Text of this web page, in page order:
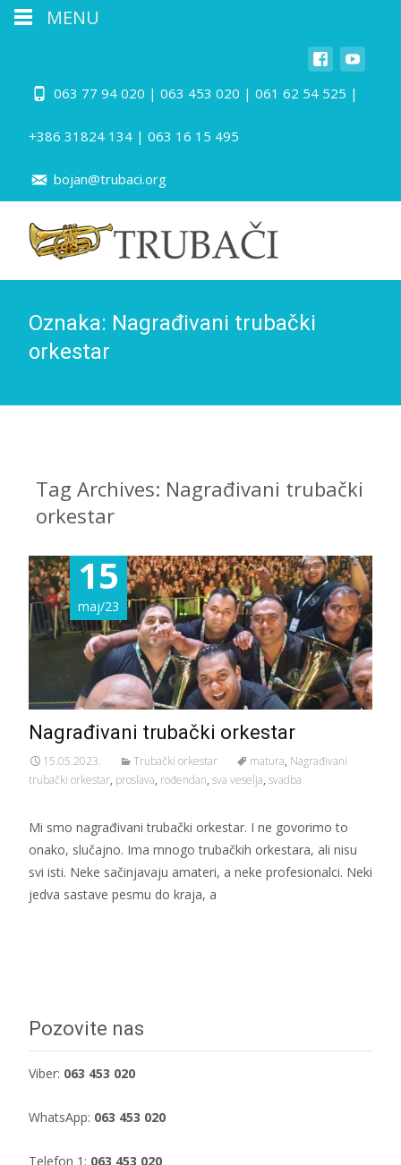
063 77 94 020 | 063 453 020 | 061 62 54 525 |
+386 31824 134 | 063 16 15 495
bojan@trubaci.org
Oznaka: Nagrađivani trubački
orkestar
Tag Archives: Nagrađivani trubački
orkestar
15
maj/23
Nagrađivani trubački orkestar
15.05.2023. Trubački orkestar matura, Nagrađivani
trubački orkestar, proslava, rođendan, sva veselja, svadba
Mi smo nagrađivani trubački orkestar. I ne govorimo to
onako, slučajno. Ima mnogo trubačkih orkestara, ali nisu
svi isti. Neke sačinjavaju amateri, a neke profesionalci. Neki
jedva sastave pesmu do kraja, a
Pozovite nas
Viber: 063 453 020
WhatsApp: 063 453 020
Telefon 1: 063 453 020
MENU